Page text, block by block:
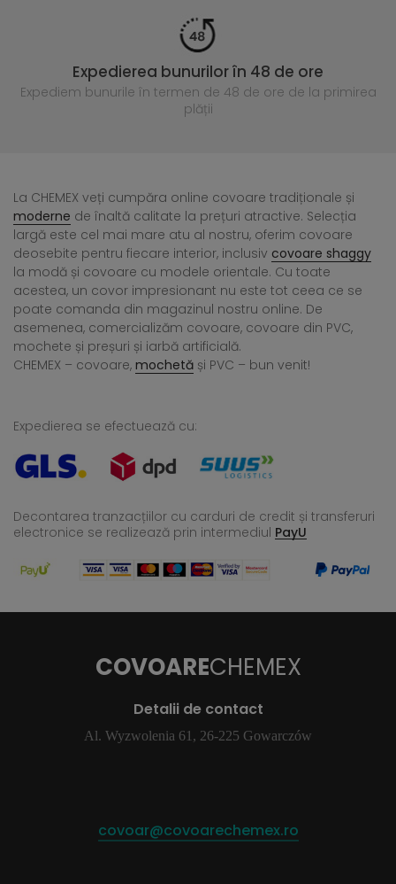
Expedierea bunurilor în 48 de ore
Expediem bunurile în termen de 48 de ore de la primirea
plății
La CHEMEX veți cumpăra online covoare tradiționale și
moderne de înaltă calitate la prețuri atractive. Selecția
largă este cel mai mare atu al nostru, oferim covoare
deosebite pentru fiecare interior, inclusiv covoare shaggy
la modă și covoare cu modele orientale. Cu toate
acestea, un covor impresionant nu este tot ceea ce se
poate comanda din magazinul nostru online. De
asemenea, comercializăm covoare, covoare din PVC,
mochete și preșuri și iarbă artificială.
CHEMEX – covoare, mochetă și PVC – bun venit!
Expedierea se efectuează cu:
Decontarea tranzacțiilor cu carduri de credit și transferuri
electronice se realizează prin intermediul PayU
COVOARECHEMEX
Detalii de contact
Al. Wyzwolenia 61, 26-225 Gowarczów
covoar@covoarechemex.ro